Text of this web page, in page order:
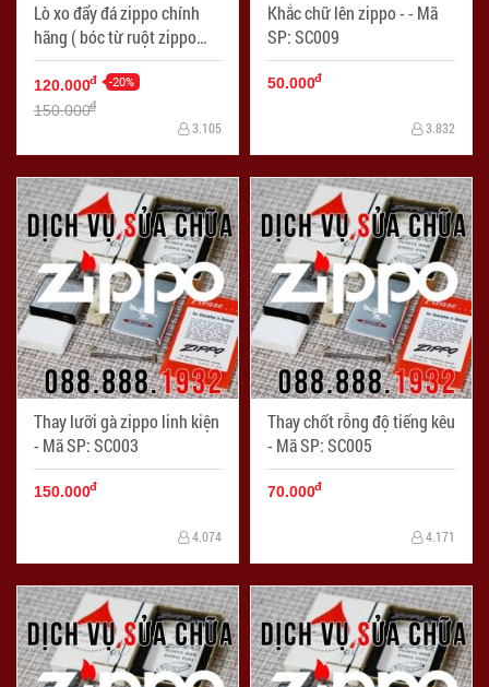
Lò xo đẩy đá zippo chính
hãng ( bóc từ ruột zippo
chính hãng ) - Mã SP:
LKZ004
120.000đ -20%
150.000đ
3.105
Khắc chữ lên zippo - - Mã
SP: SC009
50.000đ
3.832
Thay lưỡi gà zippo linh kiện
- Mã SP: SC003
150.000đ
4.074
Thay chốt rỗng độ tiếng kêu
- Mã SP: SC005
70.000đ
4.171